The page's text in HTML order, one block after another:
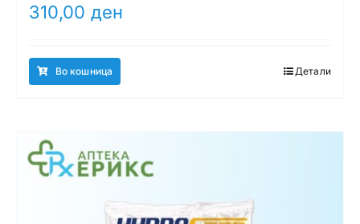
310,00 ден
Во кошница Детали